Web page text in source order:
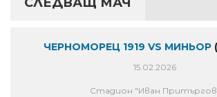
ЧЕРНОМОРЕЦ 1919 VS МИНЬОР
15.02.2026
Стадион "Иван